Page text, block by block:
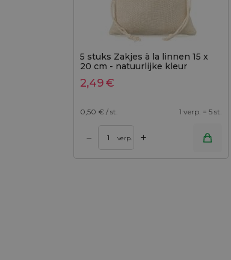
5 stuks Zakjes à la linnen 15 x
20 cm - natuurlijke kleur
2,49€
0,50 € / st. 1 verp. = 5 st.
– verp. +